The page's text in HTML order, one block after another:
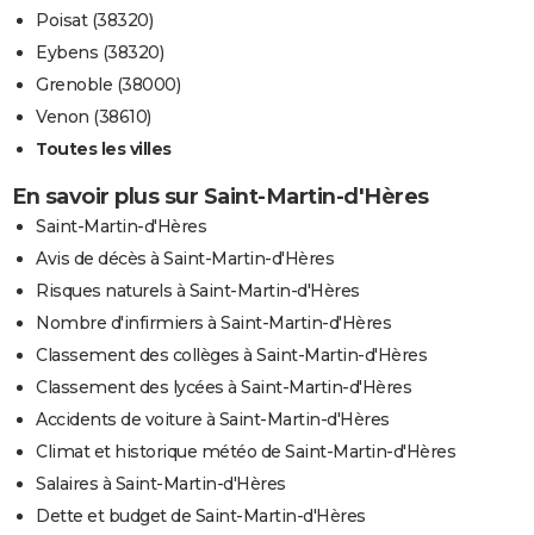
Poisat (38320)
Eybens (38320)
Grenoble (38000)
Venon (38610)
Toutes les villes
En savoir plus sur Saint-Martin-d'Hères
Saint-Martin-d'Hères
Avis de décès à Saint-Martin-d'Hères
Risques naturels à Saint-Martin-d'Hères
Nombre d'infirmiers à Saint-Martin-d'Hères
Classement des collèges à Saint-Martin-d'Hères
Classement des lycées à Saint-Martin-d'Hères
Accidents de voiture à Saint-Martin-d'Hères
Climat et historique météo de Saint-Martin-d'Hères
Salaires à Saint-Martin-d'Hères
Dette et budget de Saint-Martin-d'Hères